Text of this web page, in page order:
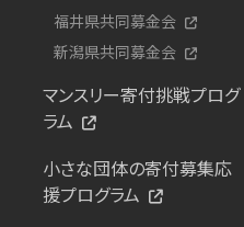
福井県共同募金会
新潟県共同募金会
マンスリー寄付挑戦プログ
ラム
小さな団体の寄付募集応
援プログラム